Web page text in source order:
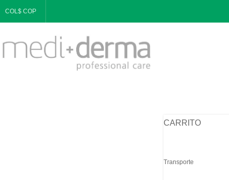
COL$ COP
CARRITO
Transporte